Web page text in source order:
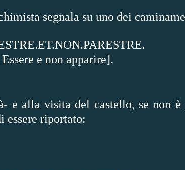
segnala su uno dei
e non apparire].
e alla visita del castello, se non è
essere riportato: